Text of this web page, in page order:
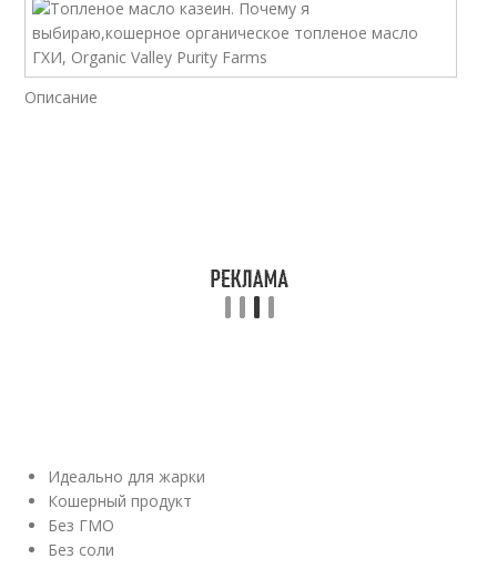
Описание
Идеально для жарки
Кошерный продукт
Без ГМО
Без соли